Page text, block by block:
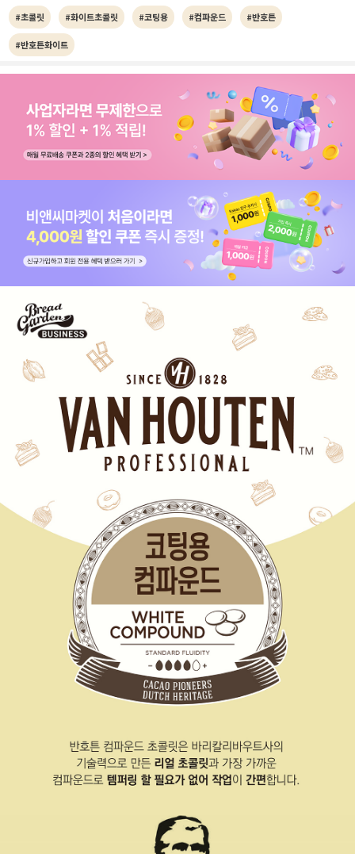
#초콜릿 #화이트초콜릿 #코팅용 #컴파운드 #반호튼
#반호튼화이트